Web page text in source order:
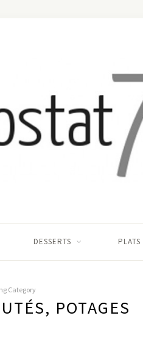
DESSERTS
Category
POTAGES